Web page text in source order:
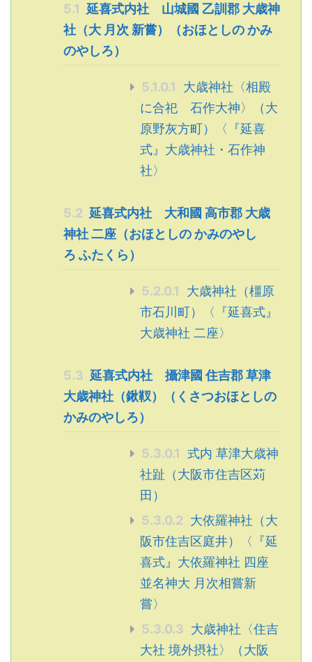
5.1 延喜式内社 山城國 乙訓郡 大歳神
社（大 月次 新嘗）（おほとしの かみ
のやしろ）
5.1.0.1
大歳神社〈相殿
に合祀 石作大神〉（大
原野灰方町）〈『延喜
式』大歳神社・石作神
社〉
5.2 延喜式内社 大和國 高市郡 大歳
神社 二座（おほとしの かみのやし
ろ ふたくら）
5.2.0.1
大歳神社（橿原
市石川町）〈『延喜式』
大歳神社 二座〉
5.3 延喜式内社 攝津國 住吉郡 草津
大歳神社（鍬靫）（くさつおほとしの
かみのやしろ）
5.3.0.1 式内 草津大歳神
社趾（大阪市住吉区苅
田）
5.3.0.2 大依羅神社（大
阪市住吉区庭井）〈『延
喜式』大依羅神社 四座
並名神大 月次相嘗新
嘗〉
5.3.0.3 大歳神社〈住吉
大社 境外摂社〉（大阪